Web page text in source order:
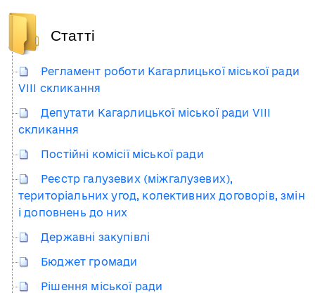
Статті
Регламент роботи Кагарлицької міської ради
VІІІ скликання
Депутати Кагарлицької міської ради VIII
скликання
Постійні комісії міської ради
Реєстр галузевих (міжгалузевих),
територіальних угод, колективних договорів, змін
і доповнень до них
Державні закупівлі
Бюджет громади
Рішення міської ради